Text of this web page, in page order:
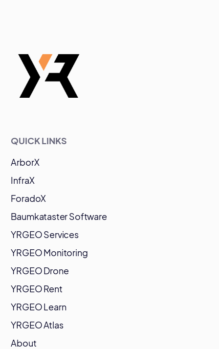
QUICK LINKS
ArborX
InfraX
ForadoX
Baumkataster Software
YRGEO Services
YRGEO Monitoring
YRGEO Drone
YRGEO Rent
YRGEO Learn
YRGEO Atlas
About